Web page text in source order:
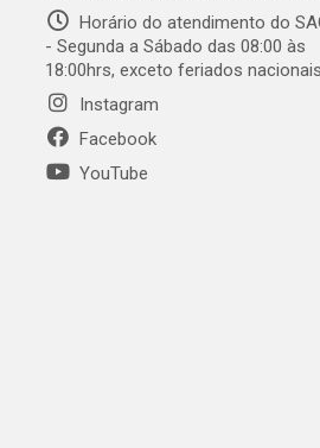
Horário do atendimento do
- Segunda a Sábado das 08:00 às
18:00hrs, exceto feriados
Instagram
Facebook
YouTube